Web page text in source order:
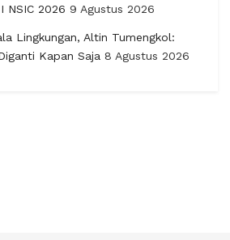
NSIC 2026 9 Agustus 2026
Lingkungan, Altin Tumengkol:
Kapan Saja 8 Agustus 2026